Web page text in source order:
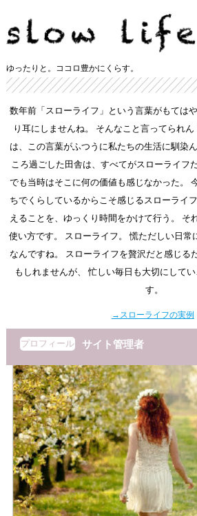
ゆったりと。ココロ豊かにくらす。
数年前「スローライフ」という言葉がもては
り耳にしませんね。
そんなこと言ってられん
は、この言葉がふつうに私たちの生活に馴染
ころ過ごした田舎は、すべてがスローライフ
でも当時はそこに何の価値も感じなかった。
ちでくらしているからこそ感じるスローライフ
えることを、ゆっくり時間をかけて行う。
そ
使い方です。
スローライフ。
慌ただしい日常
なんですね。
スローライフを贅沢だと感じる
もしれませんが、
忙しい毎日も大切にして
す。
→スローライフの実例
プロフィール サイト管理者